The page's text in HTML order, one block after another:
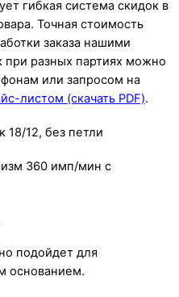
гибкая система скидок в
Точная стоимость
заказа нашими
разных партиях можно
или запросом на
листом (скачать PDF).
12, без петли
360 имп/мин с
подойдет для
основанием.